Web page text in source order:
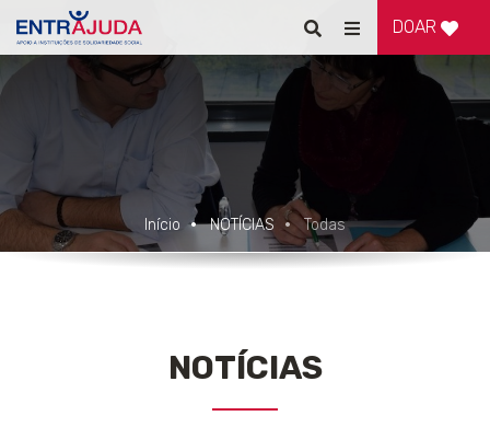
Pesquisar
Alternar
de
DOAR
Início NOTÍCIAS Todas
NOTÍCIAS